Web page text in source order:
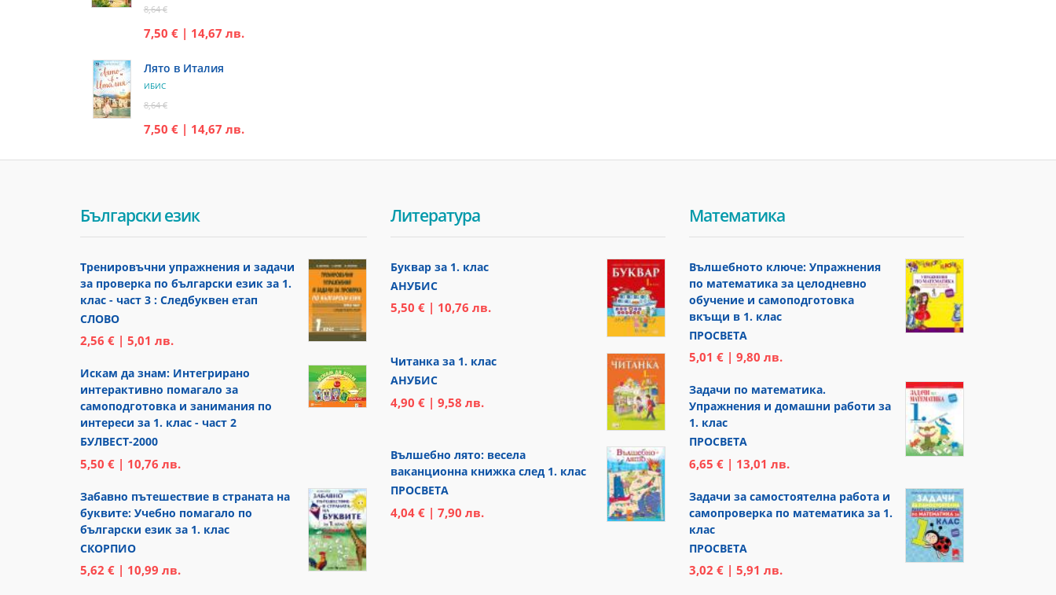
8,64 €
7,50 € | 14,67 лв.
Лято в Италия
ИБИС
8,64 €
7,50 € | 14,67 лв.
Български език
Тренировъчни упражнения и задачи
за проверка по български език за 1.
клас - част 3 : Следбуквен етап
СЛОВО
2,56 € | 5,01 лв.
Искам да знам: Интегрирано
интерактивно помагало за
самоподготовка и занимания по
интереси за 1. клас - част 2
БУЛВЕСТ-2000
5,50 € | 10,76 лв.
Забавно пътешествие в страната на
буквите: Учебно помагало по
български език за 1. клас
СКОРПИО
5,62 € | 10,99 лв.
Литература
Буквар за 1. клас
АНУБИС
5,50 € | 10,76 лв.
Читанка за 1. клас
АНУБИС
4,90 € | 9,58 лв.
Вълшебно лято: весела
ваканционна книжка след 1. клас
ПРОСВЕТА
4,04 € | 7,90 лв.
Математика
Вълшебното ключе: Упражнения
по математика за целодневно
обучение и самоподготовка
вкъщи в 1. клас
ПРОСВЕТА
5,01 € | 9,80 лв.
Задачи по математика.
Упражнения и домашни работи за
1. клас
ПРОСВЕТА
6,65 € | 13,01 лв.
Задачи за самостоятелна работа и
самопроверка по математика за 1.
клас
ПРОСВЕТА
3,02 € | 5,91 лв.